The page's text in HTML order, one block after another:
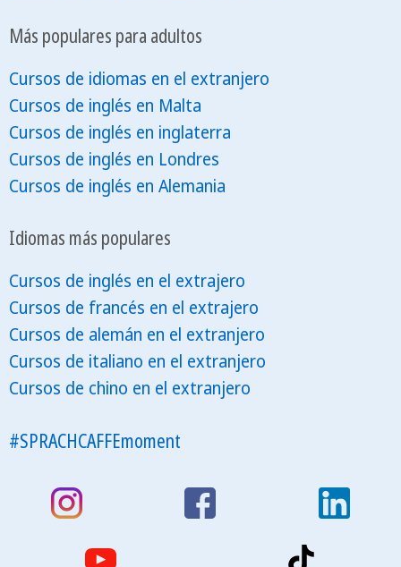
Más populares para adultos
Cursos de idiomas en el extranjero
Cursos de inglés en Malta
Cursos de inglés en inglaterra
Cursos de inglés en Londres
Cursos de inglés en Alemania
Idiomas más populares
Cursos de inglés en el extrajero
Cursos de francés en el extrajero
Cursos de alemán en el extranjero
Cursos de italiano en el extranjero
Cursos de chino en el extranjero
#SPRACHCAFFEmoment